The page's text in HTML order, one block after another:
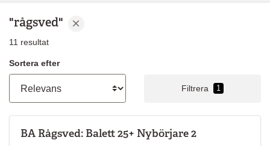
"rågsved"
11 resultat
Sortera efter
Filtrera 1
BA Rågsved: Balett 25+ Nybörjare 2